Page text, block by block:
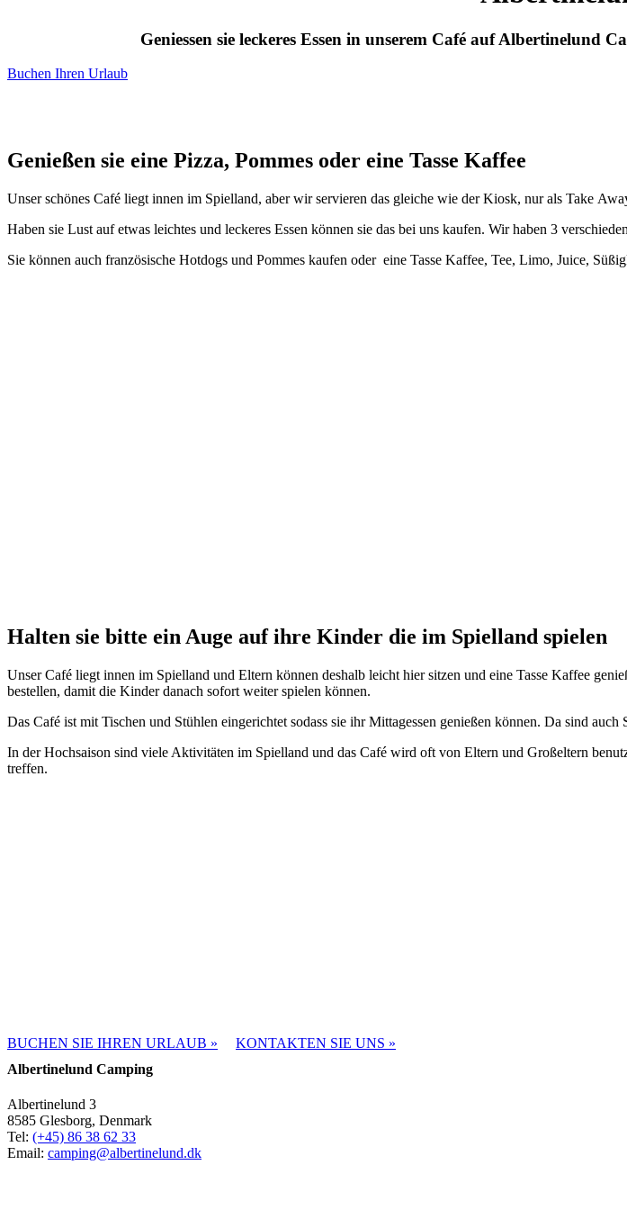
Geniessen sie leckeres Essen in unserem Café auf
Buchen Ihren Urlaub
Genießen sie eine Pizza, Pommes oder eine Tasse Kaffee
Unser schönes Café liegt innen im Spielland, aber wir servieren das gleiche wie der Kiosk, nur als Take
Haben sie Lust auf etwas leichtes und leckeres Essen können sie das bei uns kaufen. Wir haben 3
Sie können auch französische Hotdogs und Pommes kaufen oder eine Tasse Kaffee, Tee, Limo, Juice,
Halten sie bitte ein Auge auf ihre Kinder die im Spielland spielen
Unser Café liegt innen im Spielland und Eltern können deshalb leicht hier sitzen und eine Tasse Kaffee
bestellen, damit die Kinder danach sofort weiter spielen können.
Das Café ist mit Tischen und Stühlen eingerichtet sodass sie ihr Mittagessen genießen können. Da sind
In der Hochsaison sind viele Aktivitäten im Spielland und das Café wird oft von Eltern und Großeltern
treffen.
BUCHEN SIE IHREN URLAUB »
KONTAKTEN SIE UNS »
Albertinelund Camping
Albertinelund 3
8585 Glesborg, Denmark
Tel: (+45) 86 38 62 33
Email: camping@albertinelund.dk